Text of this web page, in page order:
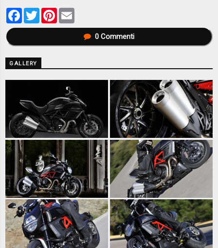
Facebook
TwitterPinterest
0Commenti
GALLERY